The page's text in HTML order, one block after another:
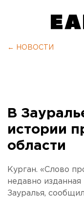
← НОВОСТИ
В
истории
области
Курган. «Слово
недавно
Зауралья,